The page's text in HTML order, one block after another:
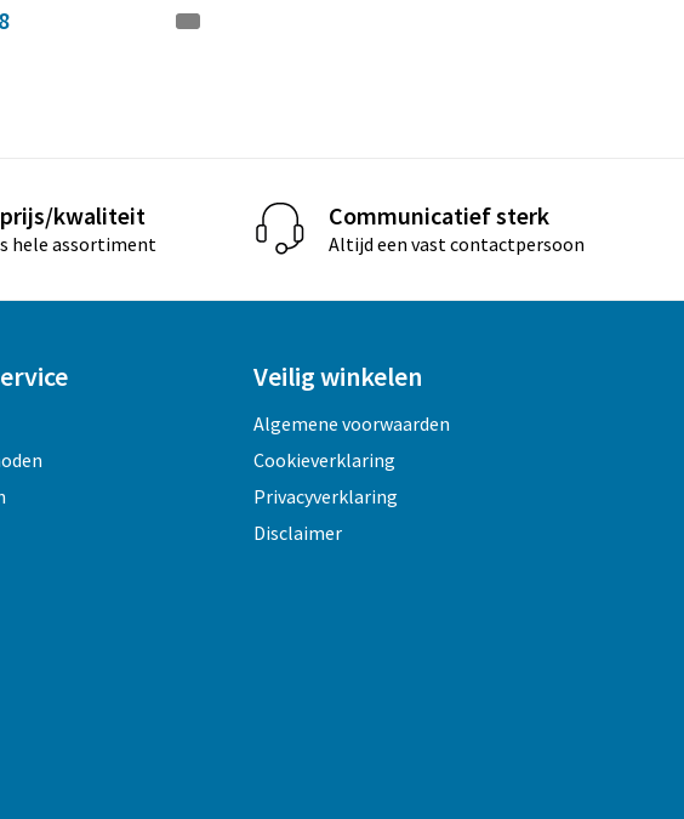
prijs/kwaliteit
hele assortiment
Communicatief sterk
Altijd een vast contactpersoon
Veilig winkelen
Algemene voorwaarden
Cookieverklaring
Privacyverklaring
Disclaimer